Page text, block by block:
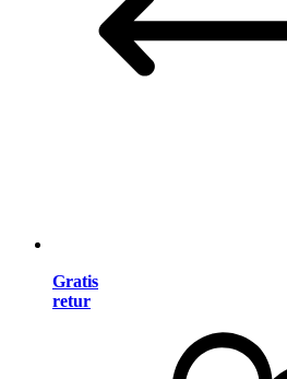
Gratis
retur